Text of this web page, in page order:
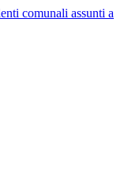
comunali assunti a